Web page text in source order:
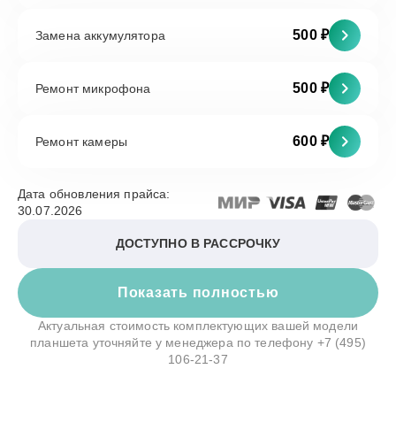
Замена аккумулятора 500 ₽
Ремонт микрофона 500 ₽
Ремонт камеры 600 ₽
Показать полностью
Дата обновления прайса:
30.07.2026
ДОСТУПНО В РАССРОЧКУ
Актуальная стоимость комплектующих вашей модели
планшета уточняйте у менеджера по телефону +7 (495)
106-21-37